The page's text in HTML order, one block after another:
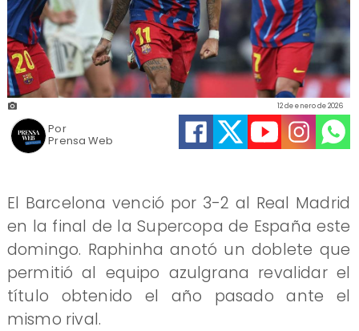
Prensa Web
12 de enero de 2026
Por
El Barcelona venció por 3-2 al Real Madrid
en la final de la Supercopa de España este
domingo. Raphinha anotó un doblete que
permitió al equipo azulgrana revalidar el
título obtenido el año pasado ante el
mismo rival.